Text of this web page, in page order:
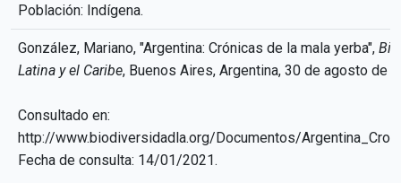
Población: Indígena.
González, Mariano, "Argentina: Crónicas de la mala yerba",
Latina y el Caribe, Buenos Aires, Argentina, 30 de agosto de
Consultado en:
http://www.biodiversidadla.org/Documentos/
Fecha de consulta: 14/01/2021.